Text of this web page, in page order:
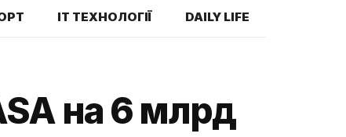
IT ТЕХНОЛОГІЇ DAILY LIFE
на 6 млрд